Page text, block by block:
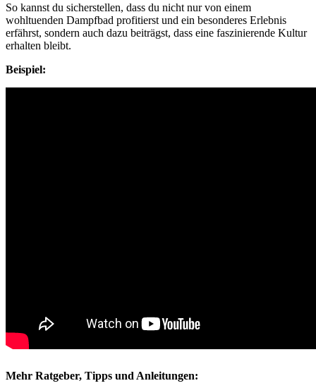
So kannst du sicherstellen, dass du nicht nur von einem
wohltuenden Dampfbad profitierst und ein besonderes Erlebnis
erfährst, sondern auch dazu beiträgst, dass eine faszinierende Kultur
erhalten bleibt.
Beispiel:
Mehr Ratgeber, Tipps und Anleitungen: